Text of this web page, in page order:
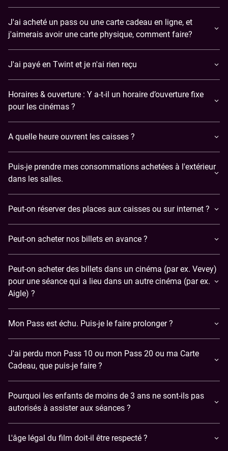
J'ai acheté un pass ou une carte cadeau en ligne, et
j'aimerais avoir une carte physique, comment faire?
J'ai payé en Twint et je n'ai rien reçu
Horaires & ouverture : Y a-t-il un horaire d’ouverture fixe
pour les cinémas ?
A quelle heure ouvrent les caisses ?
Puis-je prendre mes consommations achetées à l'extérieur
dans les salles.
Peut-on réserver des places aux caisses ou sur internet ?
Peut-on acheter nos billets en avance ?
Peut-on acheter des billets dans un cinéma (par ex. Vevey)
pour une séance qui a lieu dans un autre cinéma (par ex.
Aigle) ?
Mon Pass est échu. Puis-je le faire prolonger ?
J'ai perdu mon Pass 10 ou mon Pass 20 ou ma Carte
Cadeau, que puis-je faire ?
Pourquoi les enfants de moins de 3 ans ne sont-ils pas
autorisés à assister aux séances ?
L'âge légal du film doit-il être respecté ?